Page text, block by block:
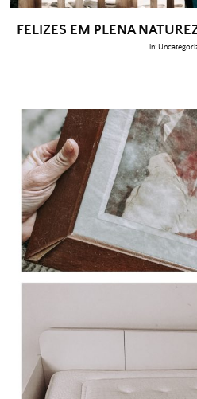
FELIZES EM PLENA
in: